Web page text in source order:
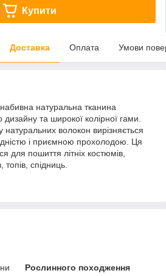
Купити
Доставка Оплата Умови
натуральна тканина
дизайну та широкої колірної гами.
натуральних волокон вирізняється
і приємною прохолодою. Ця
для пошиття літніх костюмів,
топів, спідниць.
Рослинного походження